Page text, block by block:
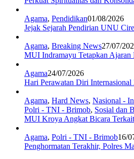
Agama, Pendidikan01/08/2026
Jejak Sejarah Pendirian UNU
Agama, Breaking News27/07/
MUI Indramayu Tetapkan
Agama24/07/2026
Hari Perawatan Diri
Agama, Hard News, Nasional -
Polri - TNI - Brimob, Sosial dan
MUI Kroya Angkat Bicara
Agama, Polri - TNI - Brimob16/
Penghormatan Terakhir, Polres